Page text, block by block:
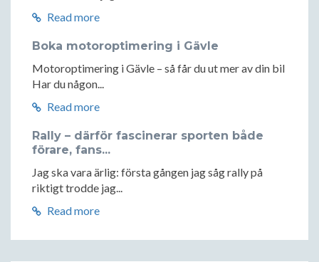
Read more
Boka motoroptimering i Gävle
Motoroptimering i Gävle – så får du ut mer av din bil
Har du någon...
Read more
Rally – därför fascinerar sporten både
förare, fans...
Jag ska vara ärlig: första gången jag såg rally på
riktigt trodde jag...
Read more